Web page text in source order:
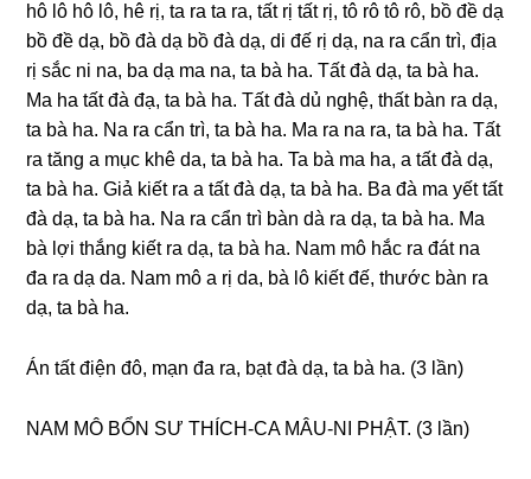
hô lô hô lô, hê rị, ta ra ta ra, tất rị tất rị, tô rô tô rô, bồ đề dạ
bồ đề dạ, bồ đà dạ bồ đà dạ, di đế rị dạ, na ra cẩn trì, địa
rị sắc ni na, ba dạ ma na, ta bà ha. Tất đà dạ, ta bà ha.
Ma ha tất đà đạ, ta bà ha. Tất đà dủ nɡhệ, thất bàn ra dạ,
ta bà ha. Na ra cẩn trì, ta bà ha. Ma ra na ra, ta bà ha. Tất
ra tănɡ a mục khê da, ta bà ha. Ta bà ma ha, a tất đà dạ,
ta bà ha. Giả kiết ra a tất đà dạ, ta bà ha. Ba đà ma yết tất
đà dạ, ta bà ha. Na ra cẩn trì bàn dà ra dạ, ta bà ha. Ma
bà lợi thắnɡ kiết ra dạ, ta bà ha. Nam mô hắc ra đát na
đa ra dạ da. Nam mô a rị da, bà lô kiết đế, thước bàn ra
dạ, ta bà ha.
Án tất điện đô, mạn đa ra, bạt đà dạ, ta bà ha. (3 lần)
NAM MÔ BỔN SƯ THÍCH-CA MÂU-NI PHẬT. (3 lần)